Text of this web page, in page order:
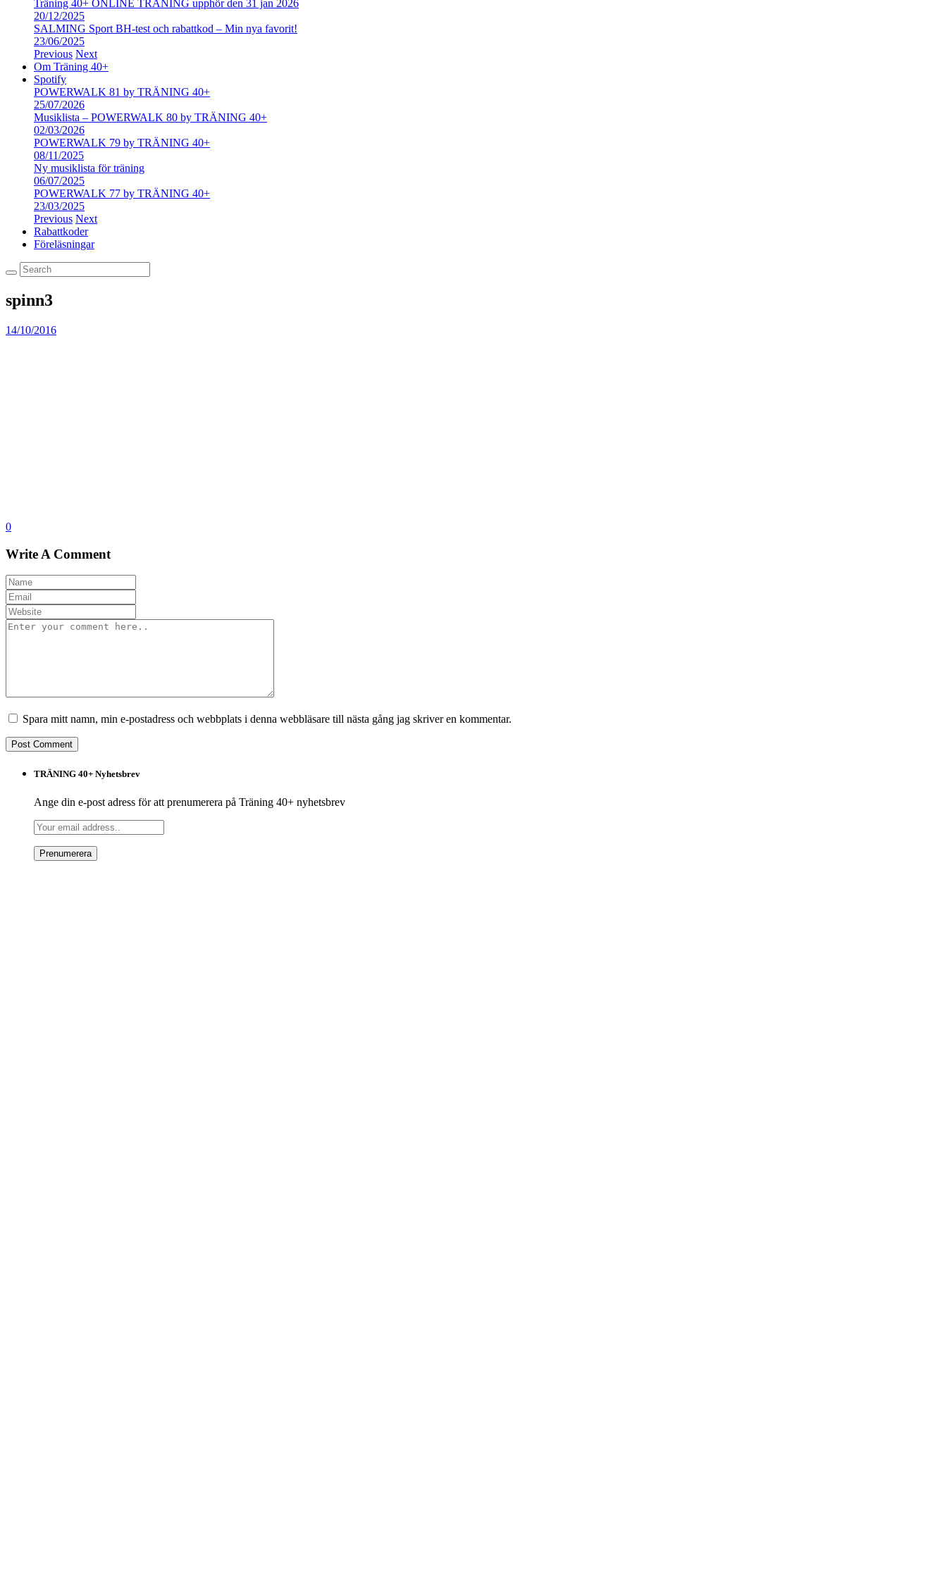
Träning 40+ ONLINE TRÄNING upphör den 31 jan 2026
20/12/2025
SALMING Sport BH-test och rabattkod – Min nya favorit!
23/06/2025
Previous Next
Om Träning 40+
Spotify
POWERWALK 81 by TRÄNING 40+
25/07/2026
Musiklista – POWERWALK 80 by TRÄNING 40+
02/03/2026
POWERWALK 79 by TRÄNING 40+
08/11/2025
Ny musiklista för träning
06/07/2025
POWERWALK 77 by TRÄNING 40+
23/03/2025
Previous Next
Rabattkoder
Föreläsningar
spinn3
14/10/2016
0
Write A Comment
Spara mitt namn, min e-postadress och webbplats i denna webbläsare till nästa gång jag skriver en kommentar.
TRÄNING 40+ Nyhetsbrev
Ange din e-post adress för att prenumerera på Träning 40+ nyhetsbrev